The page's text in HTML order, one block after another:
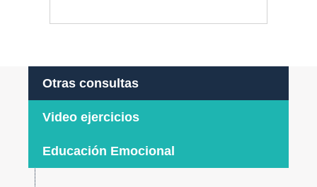
Otras consultas
Video ejercicios
Educación Emocional